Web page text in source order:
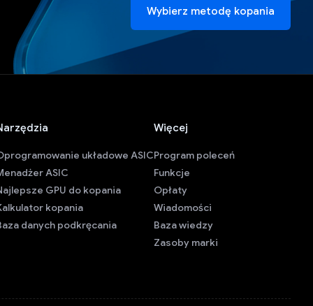
Wybierz metodę kopania
układowe ASIC
ASIC
GPU do kopania
kopania
danych podkręcania
Więcej
Program poleceń
Funkcje
Opłaty
Wiadomości
Baza wiedzy
Zasoby marki